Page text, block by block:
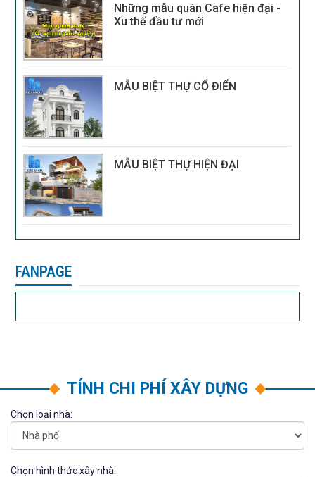
Những mẫu quán Cafe hiện đại -
Xu thế đầu tư mới
MẪU BIỆT THỰ CỔ ĐIỂN
MẪU BIỆT THỰ HIỆN ĐẠI
FANPAGE
TÍNH CHI PHÍ XÂY DỰNG
Chọn loại nhà:
Chọn hình thức xây nhà: